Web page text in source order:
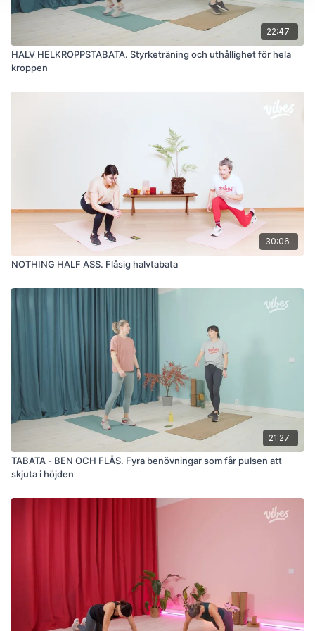
22:47
HALV HELKROPPSTABATA. Styrketräning och uthållighet för hela
kroppen
30:06
NOTHING HALF ASS. Flåsig halvtabata
21:27
TABATA - BEN OCH FLÅS. Fyra benövningar som får pulsen att
skjuta i höjden